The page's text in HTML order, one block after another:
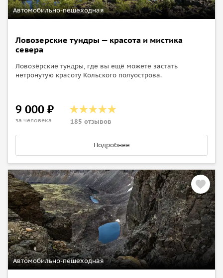
Автомобильно-пешеходная
Ловозерские тундры — красота и мистика
севера
Ловозёрские тундры, где вы ещё можете застать
нетронутую красоту Кольского полуострова.
9 000 ₽
за человека 185 отзывов
Подробнее
Автомобильно-пешеходная